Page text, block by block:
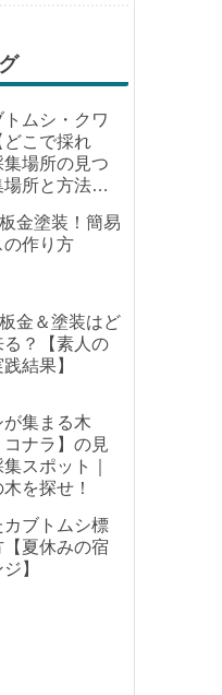
れは2号嫁も同
りが近いづい...
ムシ・クワ
どこで採れ
集場所の見つ
所と方法や
金塗装！簡易
作り方
金＆塗装はど
る？【素人の
結果】
が集まる木
コナラ】の見
スポット｜
を探せ！
ブトムシ標
夏休みの宿
】